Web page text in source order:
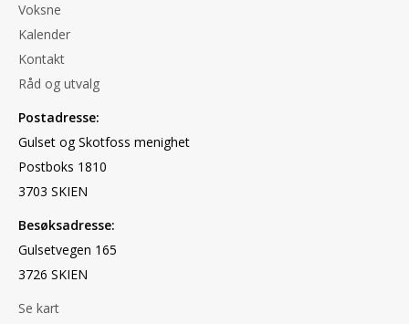
Voksne
Kalender
Kontakt
Råd og utvalg
Postadresse:
Gulset og Skotfoss menighet
Postboks 1810
3703 SKIEN
Besøksadresse:
Gulsetvegen 165
3726 SKIEN
Se kart